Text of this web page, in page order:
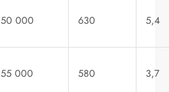
50 000 630 5,4
55 000 580 3,7